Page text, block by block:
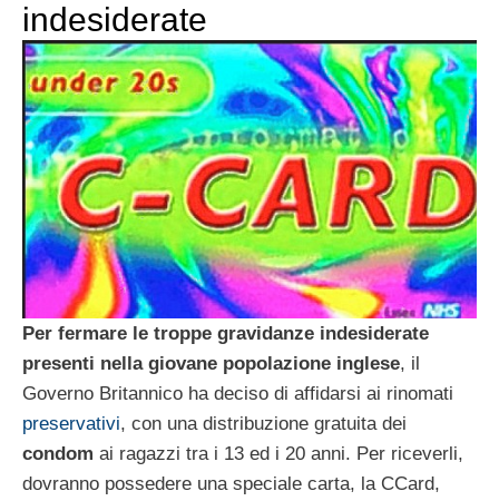
indesiderate
Per fermare le troppe gravidanze indesiderate
presenti nella giovane popolazione inglese, il
Governo Britannico ha deciso di affidarsi ai rinomati
preservativi, con una distribuzione gratuita dei
condom ai ragazzi tra i 13 ed i 20 anni. Per riceverli,
dovranno possedere una speciale carta, la CCard,